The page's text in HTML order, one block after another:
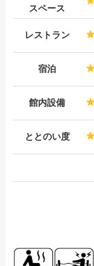
スペース
レストラン
宿泊
館内設備
ととのい度